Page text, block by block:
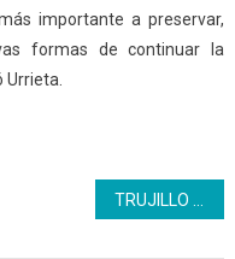
importante a preservar,
formas de continuar la